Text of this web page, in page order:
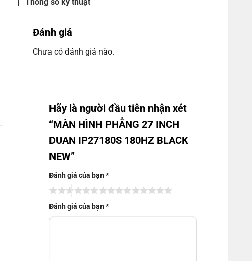
Thông số kỹ thuật
Đánh giá
Chưa có đánh giá nào.
Hãy là người đầu tiên nhận xét
“MÀN HÌNH PHẲNG 27 INCH
DUAN IP27180S 180HZ BLACK
NEW”
Đánh giá của bạn*
Đánh giá của bạn*